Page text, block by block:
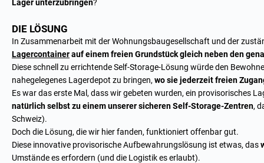
Lager unterzubringen?
DIE LÖSUNG
In Zusammenarbeit mit der Wohnungsbaugesellschaft und der
Lagercontainerauf einem freien Grundstück gleich neben den
Diese schnell zu errichtende Self-Storage-Lösung würde den
nahegelegenes Lagerdepot zu bringen, wo sie jederzeit freien
Es war das erste Mal, dass wir gebeten wurden, ein provisorisches
natürlich selbst zu einem unserer sicheren Self-Storage-Zentren,
Schweiz).
Doch die Lösung, die wir hier fanden, funktioniert offenbar gut.
Diese innovative provisorische Aufbewahrungslösung ist etwas, das
Umstände es erfordern (und die Logistik es erlaubt).